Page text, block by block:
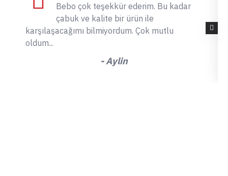
Bebo çok teşekkür ederim. Bu kadar
çabuk ve kalite bir ürün ile
karşılaşacağımı bilmiyordum. Çok mutlu
oldum...
- Aylin